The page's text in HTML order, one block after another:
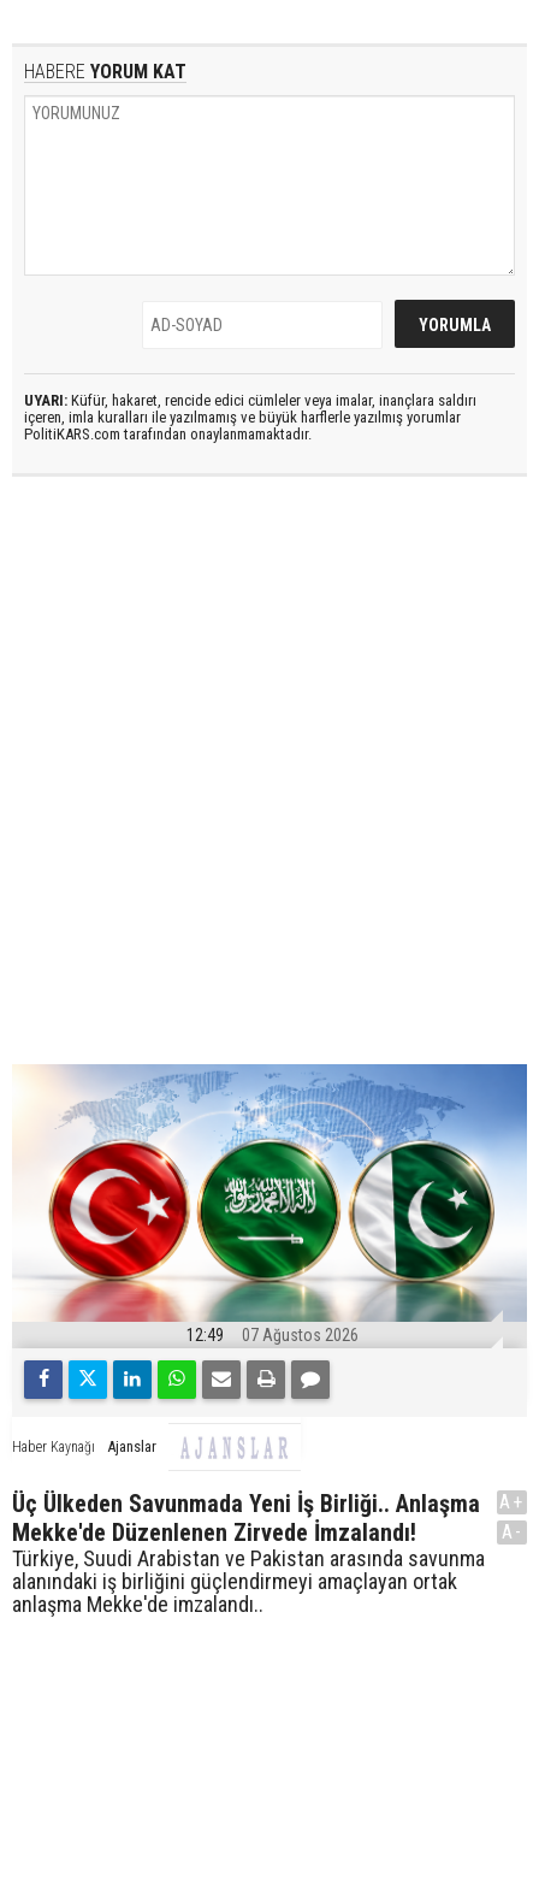
HABERE YORUM KAT
UYARI: Küfür, hakaret, rencide edici cümleler veya imalar, inançlara saldırı
içeren, imla kuralları ile yazılmamış ve büyük harflerle yazılmış yorumlar
PolitiKARS.com tarafından onaylanmamaktadır.
12:49 07 Ağustos 2026
Haber Kaynağı Ajanslar
Üç Ülkeden Savunmada Yeni İş Birliği.. Anlaşma
Mekke'de Düzenlenen Zirvede İmzalandı!
Türkiye, Suudi Arabistan ve Pakistan arasında savunma
alanındaki iş birliğini güçlendirmeyi amaçlayan ortak
anlaşma Mekke'de imzalandı..
A+
A-